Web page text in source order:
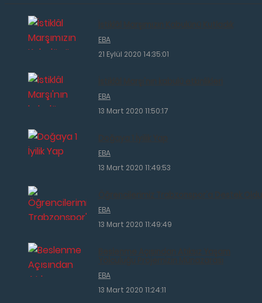
EBA
21 Eylül 2020 14:35:01
EBA
13 Mart 2020 11:50:17
EBA
13 Mart 2020 11:49:53
EBA
13 Mart 2020 11:49:49
EBA
13 Mart 2020 11:24:11